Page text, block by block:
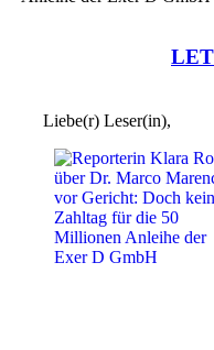
Liebe(r) Leser(in),